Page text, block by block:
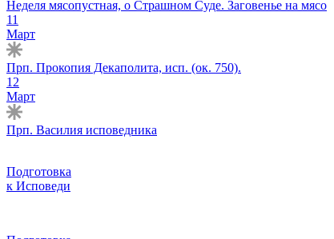
Неделя мясопустная, о Страшном Суде. Заговенье на мясо
11
Март
Прп. Прокопия Декаполита, исп. (ок. 750).
12
Март
Прп. Василия исповедника
Подготовка
к Исповеди